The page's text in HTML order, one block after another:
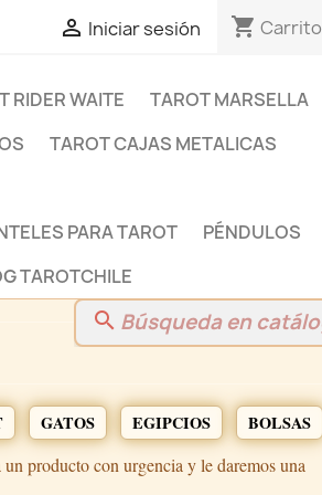
 Iniciar sesión shopping_cart Carrito
RIDER WAITE
TAROT MARSELLA
TAROT CAJAS METALICAS
PARA TAROT
PÉNDULOS
TAROTCHILE
search
GATOS EGIPCIOS
BOLSAS
un producto con urgencia y le daremos una